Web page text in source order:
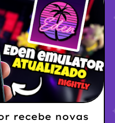
recebe novas